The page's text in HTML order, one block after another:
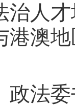
治人
港澳
法委